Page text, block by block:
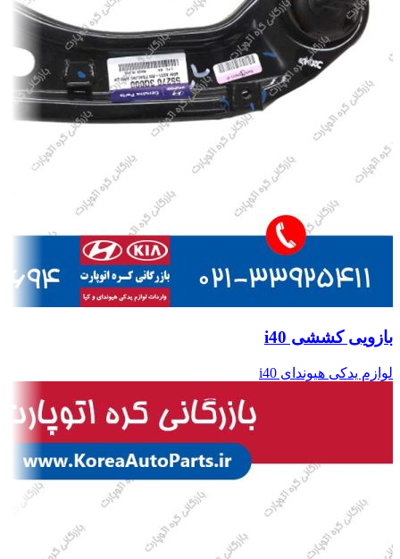
بازویی کششی i40
لوازم یدکی هیوندای i40